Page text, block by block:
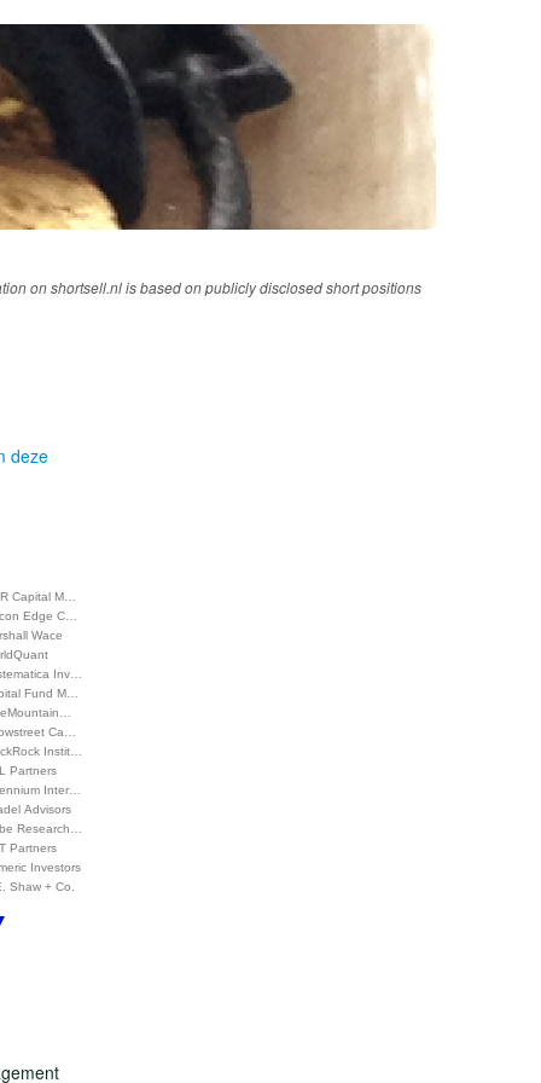
on shortsell.nl is based on publicly disclosed short positions
deze
Capital M…
Edge C…
Wace
Inv…
Fund M…
Ca…
Instit…
Partners
Inter…
Advisors
Research…
Partners
Investors
Shaw + Co.